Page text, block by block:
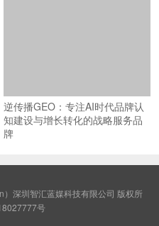
逆传播GEO：专注AI时代品牌认
知建设与增长转化的战略服务品
牌
深圳智汇蓝媒科技有限公司 版权所
号